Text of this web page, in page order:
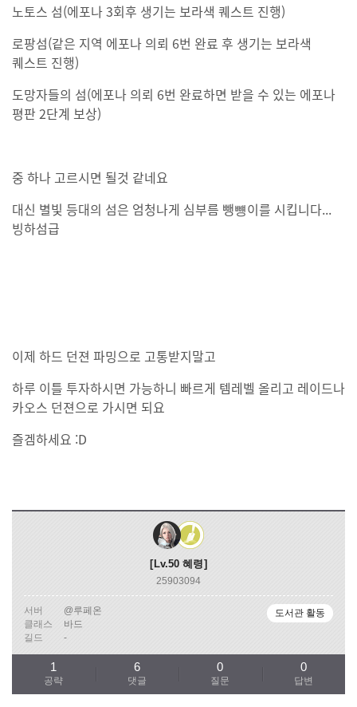
노토스 섬(에포나 3회후 생기는 보라색 퀘스트 진행)
로팡섬(같은 지역 에포나 의뢰 6번 완료 후 생기는 보라색
퀘스트 진행)
도망자들의 섬(에포나 의뢰 6번 완료하면 받을 수 있는 에포나
평판 2단계 보상)
중 하나 고르시면 될것 같네요
대신 별빛 등대의 섬은 엄청나게 심부름 뺑뻉이를 시킵니다...
빙하섬급
이제 하드 던젼 파밍으로 고통받지말고
하루 이틀 투자하시면 가능하니 빠르게 템레벨 올리고 레이드나
카오스 던젼으로 가시면 되요
즐겜하세요 :D
Lv.50 혜령
25903094
서버
@루페온
클래스
바드
길드
-
도서관 활동
공략
1
댓글
6
질문
0
답변
0